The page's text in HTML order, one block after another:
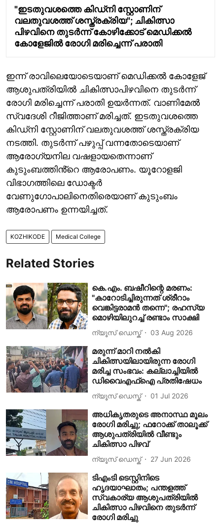
"ഇടതുവശത്തെ കിഡ്നി സ്റ്റോണിന്
വലതുവശത്ത് ശസ്ത്രക്രിയ"; ചികിത്സാ
പിഴവിനെ തുടർന്ന് കോഴിക്കോട് മെഡിക്കൽ
കോളേജിൽ രോഗി മരിച്ചെന്ന് പരാതി
ഇന്ന് രാവിലെയോടെയാണ് മെഡിക്കൽ കോളേജ്
ആശുപത്രിയിൽ ചികിത്സാപിഴവിനെ തുടർന്ന്
രോഗി മരിച്ചെന്ന് പരാതി ഉയർന്നത്. വാണിമേൽ
സ്വദേശി റീജിത്താണ് മരിച്ചത്. ഇടതുവശത്തെ
കിഡ്നി സ്റ്റോണിന് വലതുവശത്ത് ശസ്ത്രക്രിയ
നടത്തി. തുടർന്ന് പഴുപ്പ് വന്നതോടെയാണ്
ആരോഗ്യനില വഷളായതെന്നാണ്
കുടുംബത്തിൻ്റെ ആരോപണം. യൂറോളജി
വിഭാഗത്തിലെ ഡോക്ടർ
വേണുഗോപാലിനെതിരെയാണ് കുടുംബം
ആരോപണം ഉന്നയിച്ചത്.
KOZHIKODE Medical College
Related Stories
കെ.എം. ബഷീറിന്റെ മരണം:
"കാറോടിച്ചിരുന്നത് ശ്രീറാം
വെങ്കിട്ടരാമന്‍ തന്നെ"; രഹസ്യ
മൊഴിയിലുറച്ച് രണ്ടാം സാക്ഷി
ന്യൂസ് ഡെസ്ക് 03 Aug 2026
മരുന്ന് മാറി നൽകി
ചികിത്സയിലായിരുന്ന രോഗി
മരിച്ച സംഭവം: കല്ലാച്ചിയിൽ
ഡിവൈഎഫ്ഐ പ്രതിഷേധം
ന്യൂസ് ഡെസ്ക് 01 Jul 2026
അധികൃതരുടെ അനാസ്ഥ മൂലം
രോഗി മരിച്ചു; ഫറോക്ക് താലൂക്ക്
ആശുപത്രിയിൽ വീണ്ടും
ചികിത്സാ പിഴവ്
ന്യൂസ് ഡെസ്ക് 27 Jun 2026
ടിഎംടി ടെസ്റ്റിനിടെ
ഹൃദയാഘാതം; പന്തളത്ത്
സ്വകാര്യ ആശുപത്രിയിൽ
ചികിത്സാ പിഴവിനെ തുടർന്ന്
രോഗി മരിച്ചു